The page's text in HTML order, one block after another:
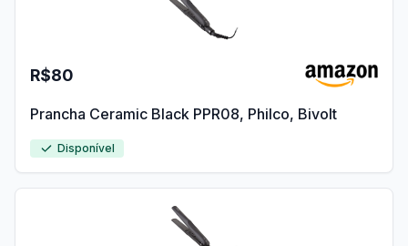
R$80
Prancha Ceramic Black PPR08, Philco, Bivolt
Disponível